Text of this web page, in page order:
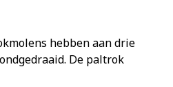
hebben aan drie
De paltrok